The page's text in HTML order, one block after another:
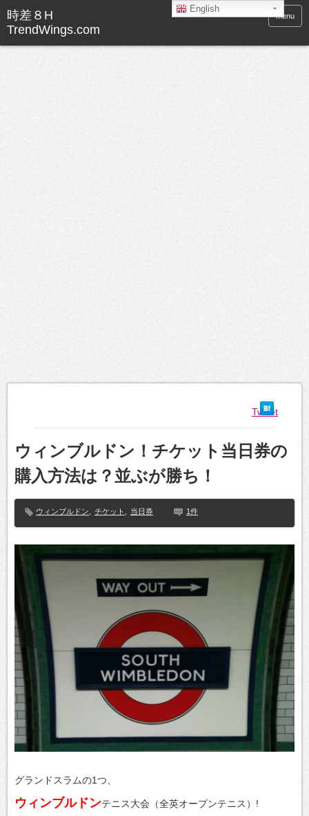
menu
Tweet
ウィンブルドン！チケット当日券の
購入方法は？並ぶが勝ち！
ウィンブルドン チケット 当日券 1件
グランドスラムの1つ、
ウィンブルドンテニス大会（全英オープンテニス）!
English